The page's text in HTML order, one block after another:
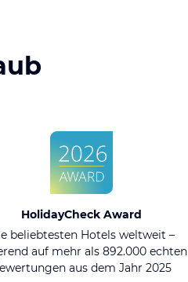
HolidayCheck Award
beliebtesten Hotels weltweit –
auf mehr als 892.000 echten
aus dem Jahr 2025